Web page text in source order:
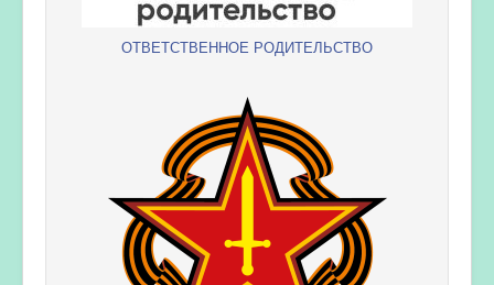
ОТВЕТСТВЕННОЕ РОДИТЕЛЬСТВО